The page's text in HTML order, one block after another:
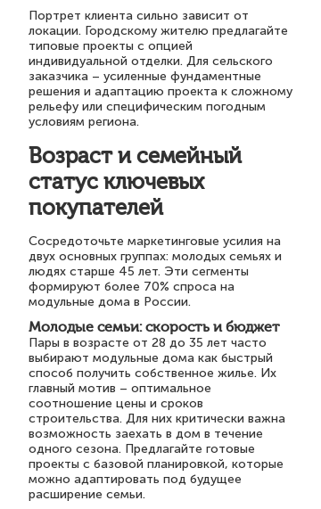
Портрет клиента сильно зависит от
локации. Городскому жителю предлагайте
типовые проекты с опцией
индивидуальной отделки. Для сельского
заказчика – усиленные фундаментные
решения и адаптацию проекта к сложному
рельефу или специфическим погодным
условиям региона.
Возраст и семейный
статус ключевых
покупателей
Сосредоточьте маркетинговые усилия на
двух основных группах: молодых семьях и
людях старше 45 лет. Эти сегменты
формируют более 70% спроса на
модульные дома в России.
Молодые семьи: скорость и бюджет
Пары в возрасте от 28 до 35 лет часто
выбирают модульные дома как быстрый
способ получить собственное жилье. Их
главный мотив – оптимальное
соотношение цены и сроков
строительства. Для них критически важна
возможность заехать в дом в течение
одного сезона. Предлагайте готовые
проекты с базовой планировкой, которые
можно адаптировать под будущее
расширение семьи.